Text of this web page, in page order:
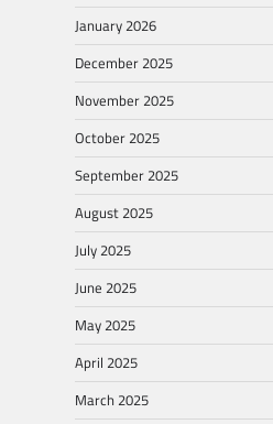
January 2026
December 2025
November 2025
October 2025
September 2025
August 2025
July 2025
June 2025
May 2025
April 2025
March 2025